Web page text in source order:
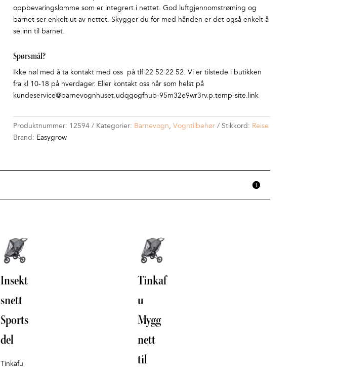
oppbevaringslomme som er integrert i nettet. God luftgjennomstrøming og
barnet ser enkelt ut av nettet. Skygger du for med hånden er det også enkelt å
se inn til barnet.
Spørsmål?
Ikke nøl med å ta kontakt med oss på tlf 22 52 22 52. Vi er tilstede i butikken
fra kl 10-18 på hverdager. Eller kontakt oss når som helst på
kundeservice@barnevognhuset.udqgogfhub-95m32e9wr3rv.p.temp-site.link
Produktnummer: 12594 Kategorier: Barnevogn, Vogntilbehør Stikkord: Reise
Brand: Easygrow
Insekt
snett
Sports
del
Tinkafu
Tinkaf
u
Mygg
nett
til